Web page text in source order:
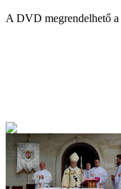
A DVD megrendelhető a